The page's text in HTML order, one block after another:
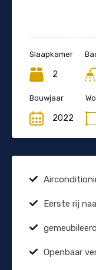
Slaapkamer
2
Bouwjaar
2022
Eerste rij
gemeubileerd
Openbaar